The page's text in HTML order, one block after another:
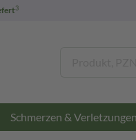
3
Schmerzen & Verletzungen